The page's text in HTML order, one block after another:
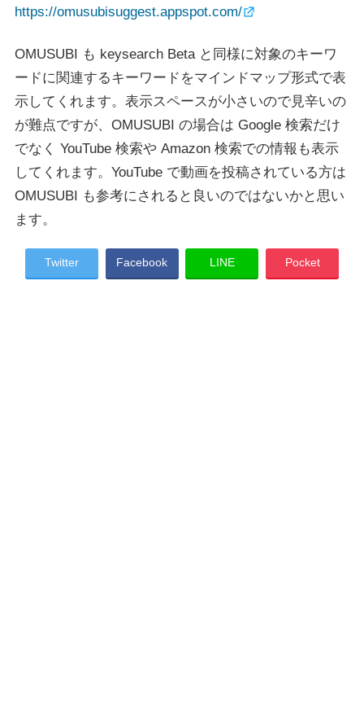
https://omusubisuggest.appspot.com/
OMUSUBI も keysearch Beta と同様に対象のキーワ
ードに関連するキーワードをマインドマップ形式で表
示してくれます。表示スペースが小さいので見辛いの
が難点ですが、OMUSUBI の場合は Google 検索だけ
でなく YouTube 検索や Amazon 検索での情報も表示
してくれます。YouTube で動画を投稿されている方は
OMUSUBI も参考にされると良いのではないかと思い
ます。
Twitter Facebook LINE Pocket